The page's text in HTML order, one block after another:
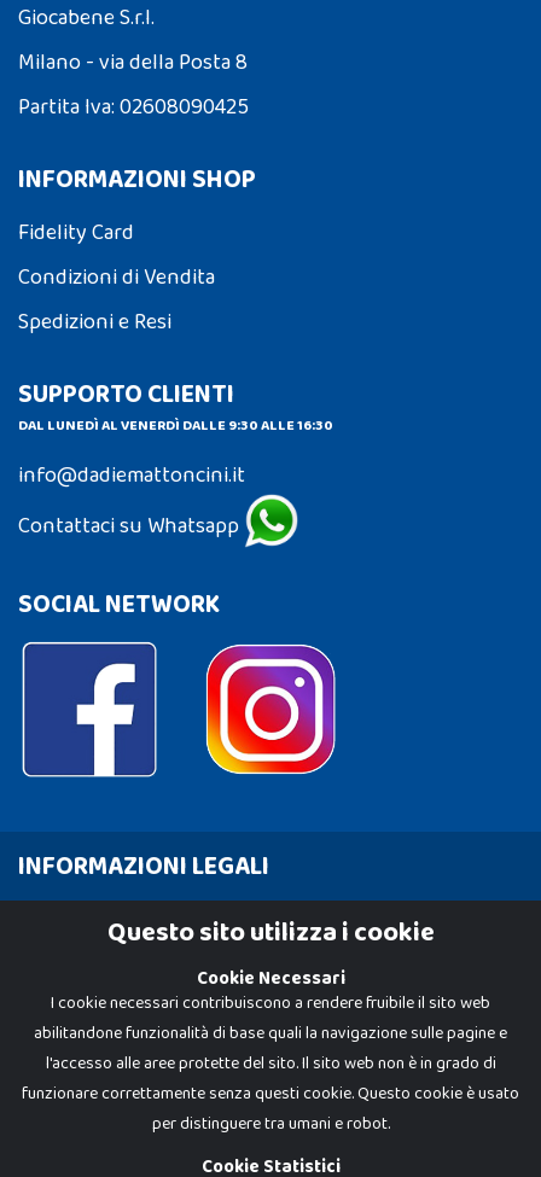
Giocabene S.r.l.
Milano - via della Posta 8
Partita Iva: 02608090425
INFORMAZIONI SHOP
Fidelity Card
Condizioni di Vendita
Spedizioni e Resi
SUPPORTO CLIENTI
DAL LUNEDÌ AL VENERDÌ DALLE 9:30 ALLE 16:30
info@dadiemattoncini.it
Contattaci su Whatsapp
SOCIAL NETWORK
INFORMAZIONI LEGALI
Cookie PolicyQuesto sito utilizza i cookie
Cookie Necessari
I cookie necessari contribuiscono a rendere fruibile il sito web
abilitandone funzionalità di base quali la navigazione sulle pagine e
l'accesso alle aree protette del sito. Il sito web non è in grado di
funzionare correttamente senza questi cookie. Questo cookie è usato
per distinguere tra umani e robot.
Cookie Statistici